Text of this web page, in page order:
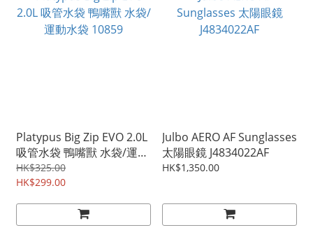
Platypus Big Zip EVO 2.0L
吸管水袋 鴨嘴獸 水袋/運動
水袋 10859
HK$325.00
HK$299.00
Julbo AERO AF Sunglasses
太陽眼鏡 J4834022AF
HK$1,350.00